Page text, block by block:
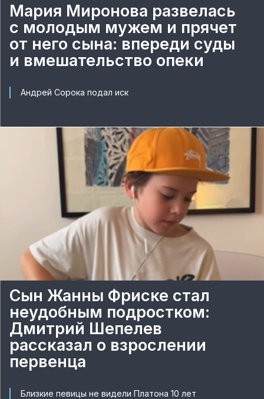
Мария Миронова развелась
с молодым мужем и прячет
от него сына: впереди суды
и вмешательство опеки
Андрей Сорока подал иск
Сын Жанны Фриске стал
неудобным подростком:
Дмитрий Шепелев
рассказал о взрослении
первенца
Близкие певицы не видели Платона 10 лет